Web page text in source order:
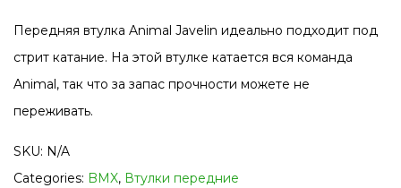
Передняя втулка Animal Javelin идеально подходит под
стрит катание. На этой втулке катается вся команда
Animal, так что за запас прочности можете не
переживать.
SKU: N/A
Categories: BMX, Втулки передние